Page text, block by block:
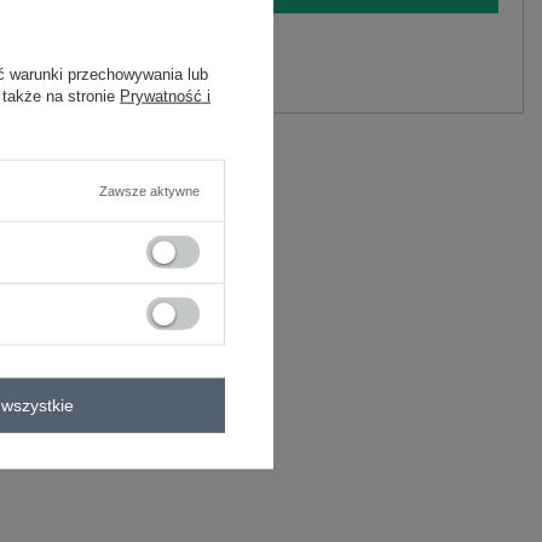
Zadaj pytanie
sukienka na sylwestra
warunki przechowywania lub
na stronie Prywatność i
Zawsze aktywne